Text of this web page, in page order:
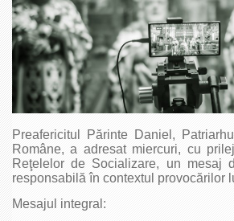
Preafericitul Părinte Daniel,
Române, a adresat miercuri, cu
Reţelelor de Socializare, un mesaj
responsabilă în contextul provocărilor
Mesajul integral: